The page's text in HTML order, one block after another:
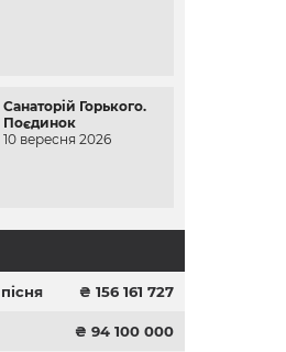
Санаторій Горького.
Поєдинок
10 вересня 2026
₴ 156 161 727
₴ 94 100 000